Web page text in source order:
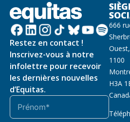
Restez en contact !
Inscrivez-vous à notre
infolettre pour recevoir
les dernières nouvelles
d’Equitas.
666
1100
H3A